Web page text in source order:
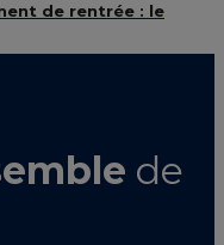
de rentrée : le
de